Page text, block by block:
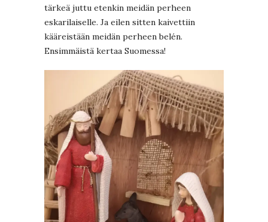
tärkeä juttu etenkin meidän perheen
eskarilaiselle. Ja eilen sitten kaivettiin
kääreistään meidän perheen belén.
Ensimmäistä kertaa Suomessa!